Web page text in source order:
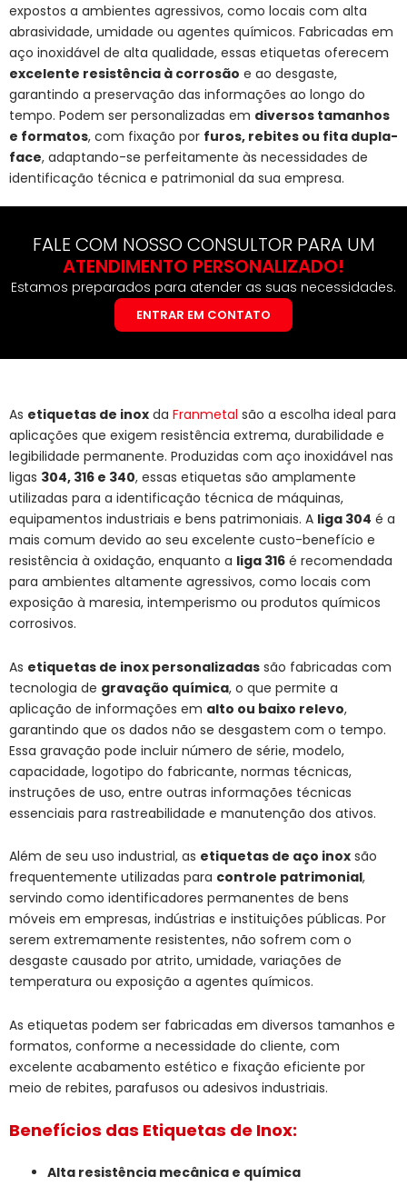
expostos a ambientes agressivos, como locais com alta
abrasividade, umidade ou agentes químicos. Fabricadas em
aço inoxidável de alta qualidade, essas etiquetas oferecem
excelente resistência à corrosão e ao desgaste,
garantindo a preservação das informações ao longo do
tempo. Podem ser personalizadas em diversos tamanhos
e formatos, com fixação por furos, rebites ou fita dupla-
face, adaptando-se perfeitamente às necessidades de
identificação técnica e patrimonial da sua empresa.
FALE COM NOSSO CONSULTOR PARA UM
ATENDIMENTO PERSONALIZADO!
Estamos preparados para atender as suas necessidades.
ENTRAR EM CONTATO
As etiquetas de inox da Franmetal são a escolha ideal para
aplicações que exigem resistência extrema, durabilidade e
legibilidade permanente. Produzidas com aço inoxidável nas
ligas 304, 316 e 340, essas etiquetas são amplamente
utilizadas para a identificação técnica de máquinas,
equipamentos industriais e bens patrimoniais. A liga 304 é a
mais comum devido ao seu excelente custo-benefício e
resistência à oxidação, enquanto a liga 316 é recomendada
para ambientes altamente agressivos, como locais com
exposição à maresia, intemperismo ou produtos químicos
corrosivos.
As etiquetas de inox personalizadas são fabricadas com
tecnologia de gravação química, o que permite a
aplicação de informações em alto ou baixo relevo,
garantindo que os dados não se desgastem com o tempo.
Essa gravação pode incluir número de série, modelo,
capacidade, logotipo do fabricante, normas técnicas,
instruções de uso, entre outras informações técnicas
essenciais para rastreabilidade e manutenção dos ativos.
Além de seu uso industrial, as etiquetas de aço inox são
frequentemente utilizadas para controle patrimonial,
servindo como identificadores permanentes de bens
móveis em empresas, indústrias e instituições públicas. Por
serem extremamente resistentes, não sofrem com o
desgaste causado por atrito, umidade, variações de
temperatura ou exposição a agentes químicos.
As etiquetas podem ser fabricadas em diversos tamanhos e
formatos, conforme a necessidade do cliente, com
excelente acabamento estético e fixação eficiente por
meio de rebites, parafusos ou adesivos industriais.
Benefícios das Etiquetas de Inox:
Alta resistência mecânica e química